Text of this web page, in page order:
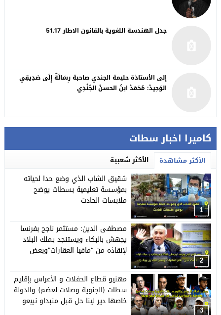
كاميرا اخبار سطات
الأكثر مشاهدة الأكثر شعبية
1
شقيق الشاب الذي وضع حدا لحياته
بمؤسسة تعليمية بسطات يوضح
ملابسات الحادث
2
مصطفى الدين: مستثمر ناجح بفرنسا
يجهش بالبكاء ويستنجد بـملك البلاد
لإنقاذه من “مافيا العقارات”وبعض
3
مهنيو قطاع الحفلات و الأعراس بإقليم
سطات (الجنوية وصلات لعضم) والدولة
خاصها دير لينا حل قبل منبداو نبيعو
جدل الهندسة اللغوية بالقانون الاطار 51.17
إلى الأستاذة حليمة الجندي صاحبة رِسَالَةٌ إِلَى صَدِيقِي
الوَحِيدْ: مُحَمَدْ ابنُ الحسنْ الجُنْدِي